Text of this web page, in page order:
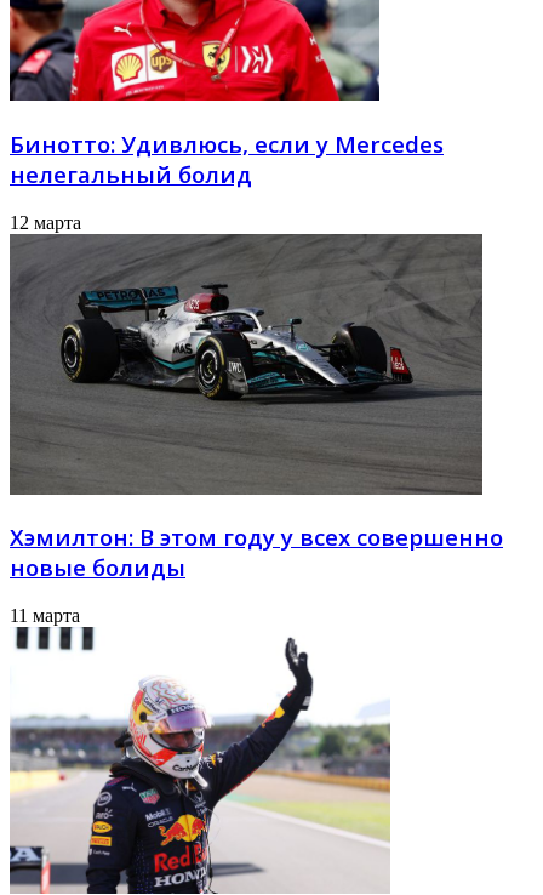
Бинотто: Удивлюсь, если у Mercedes
нелегальный болид
12 марта
Хэмилтон: В этом году у всех совершенно
новые болиды
11 марта